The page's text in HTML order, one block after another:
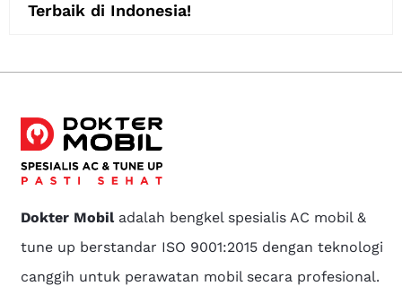
Terbaik di Indonesia!
Dokter Mobiladalah bengkel spesialis AC mobil &
tune up berstandar ISO 9001:2015 dengan teknologi
canggih untuk perawatan mobil secara profesional.